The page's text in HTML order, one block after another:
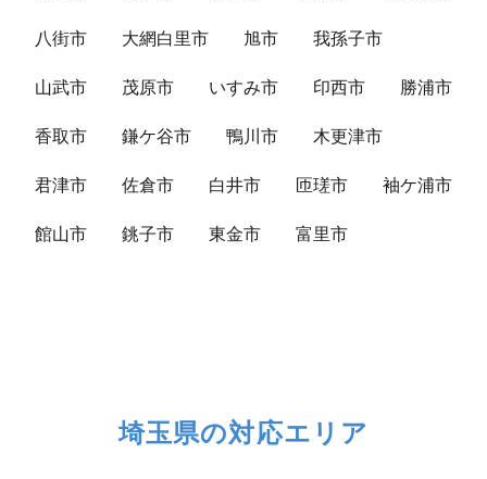
八街市 大網白里市 旭市 我孫子市
山武市 茂原市 いすみ市 印西市 勝浦市
香取市 鎌ケ谷市 鴨川市 木更津市
君津市 佐倉市 白井市 匝瑳市 袖ケ浦市
館山市 銚子市 東金市 富里市
埼玉県の対応エリア